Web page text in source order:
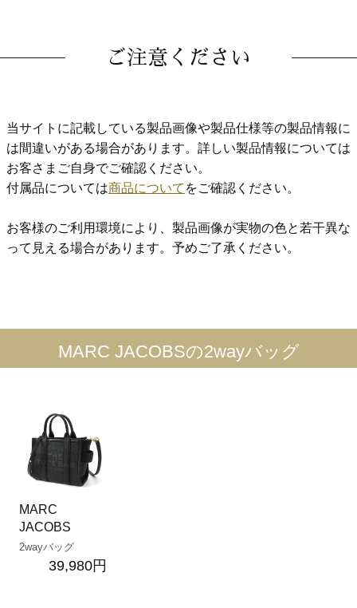
ご注意ください
当サイトに記載している製品画像や製品仕様等の製品情報に
は間違いがある場合があります。詳しい製品情報については
お客さまご自身でご確認ください。
付属品については商品について をご確認ください。
お客様のご利用環境により、製品画像が実物の色と若干異な
って見える場合があります。予めご了承ください。
MARC JACOBSの2wayバッグ
MARC
JACOBS
2wayバッグ
39,980円